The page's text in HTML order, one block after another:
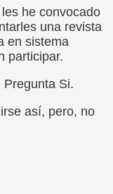
he convocado
una revista
en sistema
participar.
Si.
así, pero, no
Mano de